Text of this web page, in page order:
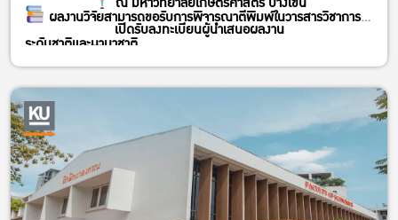
เปิดรับลงทะเบียนผู้นำเสนอผลงาน
ค่าลงทะเบียน 2,000 บาท/ผลงาน
ผลงานวิจัยสามารถขอรับการพิจารณาตีพิมพ์ในวารสารวิชาการ
ระดับชาติและนานาชาติ